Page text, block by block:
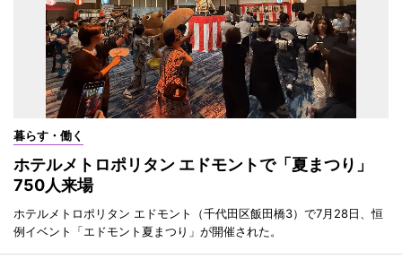
暮らす・働く
ホテルメトロポリタン エドモントで「夏まつり」
750人来場
ホテルメトロポリタン エドモント（千代田区飯田橋3）で7月28日、恒
例イベント「エドモント夏まつり」が開催された。